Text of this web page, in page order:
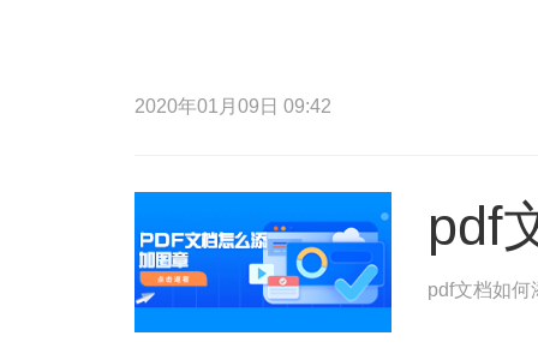
2020年01月09日 09:42
pdf
pdf文档如何